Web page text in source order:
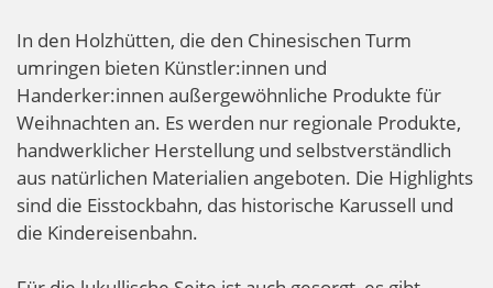
In den Holzhütten, die den Chinesischen Turm
umringen bieten Künstler:innen und
Handerker:innen außergewöhnliche Produkte für
Weihnachten an. Es werden nur regionale Produkte,
handwerklicher Herstellung und selbstverständlich
aus natürlichen Materialien angeboten. Die Highlights
sind die Eisstockbahn, das historische Karussell und
die Kindereisenbahn.